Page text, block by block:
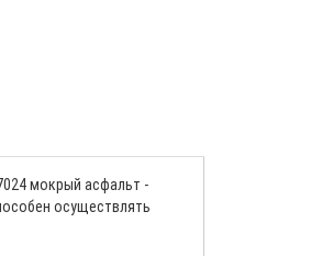
мокрый асфальт -
осуществлять